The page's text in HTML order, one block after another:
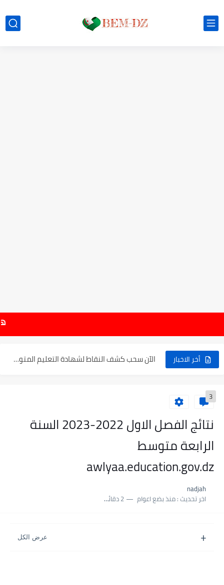
هام :
أخر الاخبار
الإعلان عن نتائج بكالوريا 2025 في الجزائر يوم 20...
الآن سحب كشف النقاط لشهادة التعليم المتوسط 2025
3
نتائج الفصل الاول 2022-2023 السنة
الرابعة متوسط
awlyaa.education.gov.dz
nadjah
اخر تحديث :منذ بضع اعوام 2 دقائق للقراءة